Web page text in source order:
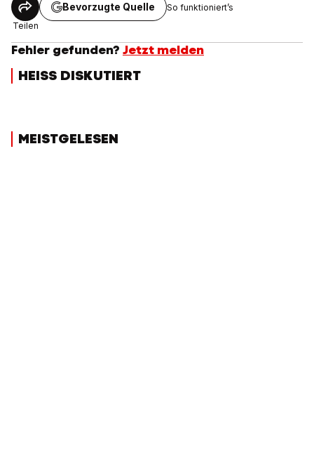
Teilen
Bevorzugte Quelle So funktioniert’s
Fehler gefunden? Jetzt melden
HEISS DISKUTIERT
MEISTGELESEN